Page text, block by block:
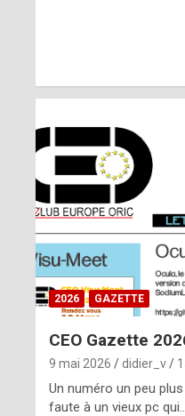
ff
2026 GAZETTE
CEO Gazette
9 mai 2026 didier_v
Un numéro un peu
faute à un vieux pc